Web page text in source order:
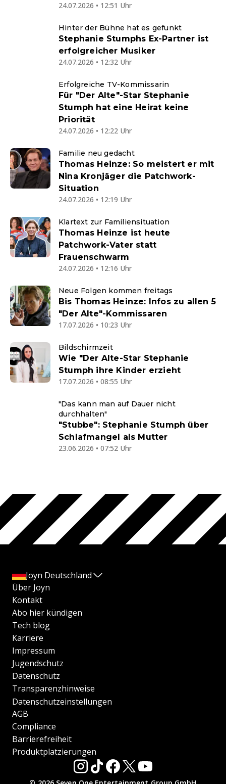
24.07.2026 • 12:51 Uhr
Hinter der Bühne hat es gefunkt
Stephanie Stumphs Ex-Partner ist
erfolgreicher Musiker
24.07.2026 • 12:32 Uhr
Erfolgreiche TV-Kommissarin
Für "Der Alte"-Star Stephanie
Stumph hat eine Heirat keine
Priorität
24.07.2026 • 12:22 Uhr
Familie neu gedacht
Thomas Heinze: So meistert er mit
Nina Kronjäger die Patchwork-
Situation
24.07.2026 • 12:19 Uhr
Klartext zur Familiensituation
Thomas Heinze ist heute
Patchwork-Vater statt
Frauenschwarm
24.07.2026 • 12:16 Uhr
Neue Folgen kommen freitags
Bis Thomas Heinze: Infos zu allen 5
"Der Alte"-Kommissaren
17.07.2026 • 10:23 Uhr
Bildschirmzeit
Wie "Der Alte-Star Stephanie
Stumph ihre Kinder erzieht
17.07.2026 • 08:55 Uhr
"Das kann man auf Dauer nicht
durchhalten"
"Stubbe": Stephanie Stumph über
Schlafmangel als Mutter
23.06.2026 • 07:52 Uhr
Joyn Deutschland
Über Joyn
Kontakt
Abo hier kündigen
Tech blog
Karriere
Impressum
Jugendschutz
Datenschutz
Transparenzhinweise
Datenschutzeinstellungen
AGB
Compliance
Barrierefreiheit
Produktplatzierungen